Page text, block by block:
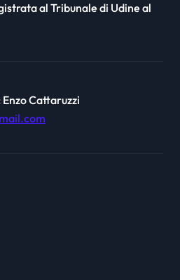
al Tribunale di Udine al
Cattaruzzi